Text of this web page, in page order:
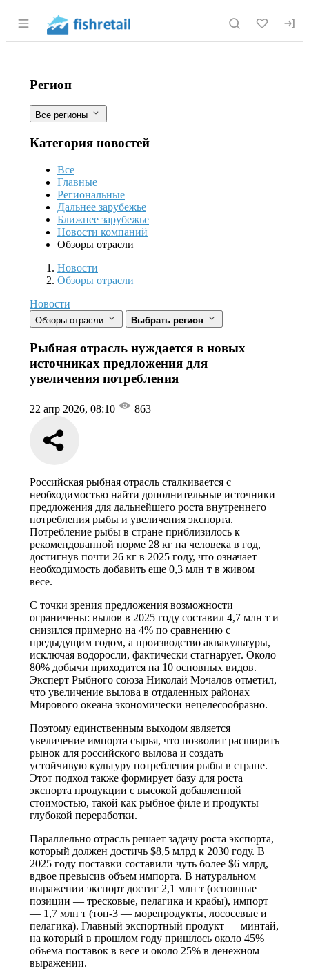
Раздел навигации по сайту fishretail.ru
Рыбная отрасль нуждается в новых
Фильтры
Регион
Все регионы
Категория новостей
Все
Главные
Региональные
Дальнее зарубежье
Ближнее зарубежье
Новости компаний
Обзоры отрасли
Новости
Разделы
Новости
Обзоры отрасли
Новости
Обзоры отрасли Выбрать регион
Рыбная отрасль нуждается в новых
источниках предложения для
увеличения потребления
22 апр 2026, 08:10 863
Российская рыбная отрасль сталкивается с
необходимостью найти дополнительные источники
предложения для дальнейшего роста внутреннего
потребления рыбы и увеличения экспорта.
Потребление рыбы в стране приблизилось к
рекомендованной норме 28 кг на человека в год,
достигнув почти 26 кг в 2025 году, что означает
необходимость добавить еще 0,3 млн т в живом
весе.
С точки зрения предложения возможности
ограничены: вылов в 2025 году составил 4,7 млн т и
снизился примерно на 4% по сравнению с
предыдущим годом, а производство аквакультуры,
исключая водоросли, фактически стагнарует. Около
80% добычи приходится на 10 основных видов.
Эксперт Рыбного союза Николай Мочалов отметил,
что увеличение вылова в отдаленных районах
Мирового океана экономически нецелесообразно.
Поэтому единственным выходом является
увеличение импорта сырья, что позволит расширить
рынок для российского вылова и создать
устойчивую культуру потребления рыбы в стране.
Этот подход также формирует базу для роста
экспорта продукции с высокой добавленной
стоимостью, такой как рыбное филе и продукты
глубокой переработки.
Параллельно отрасль решает задачу роста экспорта,
который должен достичь $8,5 млрд к 2030 году. В
2025 году поставки составили чуть более $6 млрд,
вдвое превысив объем импорта. В натуральном
выражении экспорт достиг 2,1 млн т (основные
позиции — тресковые, пелагика и крабы), импорт
— 1,7 млн т (топ-3 — морепродукты, лососевые и
пелагика). Главный экспортный продукт — минтай,
на который в прошлом году пришлось около 45%
объема поставок в весе и около 25% в денежном
выражении.